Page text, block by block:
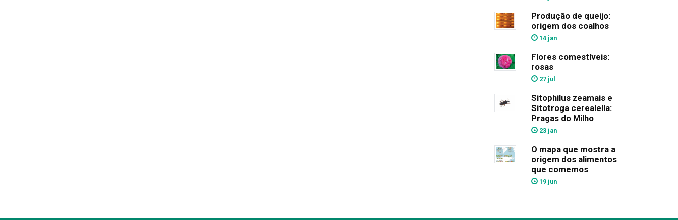
Produção de queijo:
origem dos coalhos
14 jan
Flores comestíveis:
rosas
27 jul
Sitophilus zeamais e
Sitotroga cerealella:
Pragas do Milho
23 jan
O mapa que mostra a
origem dos alimentos
que comemos
19 jun